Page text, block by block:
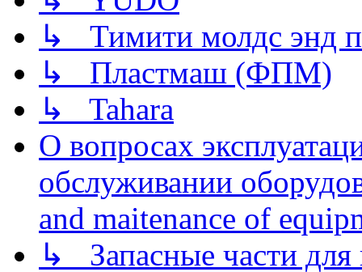
↳ Тимити молдс энд
↳ Пластмаш (ФПМ)
↳ Tahara
О вопросах
обслуживании
and maitenance of
↳ Запасные части для